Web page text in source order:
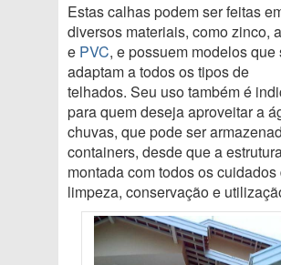
Estas calhas podem ser feitas
diversos materiais, como zinco,
e PVC, e possuem modelos que
adaptam a todos os tipos de
telhados. Seu uso também é
para quem deseja aproveitar a
chuvas, que pode ser
containers, desde que a
montada com todos os cuidados
limpeza, conservação e